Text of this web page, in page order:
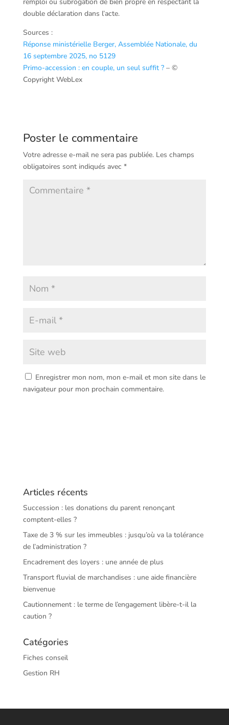
double déclaration dans l’acte.
Sources :
Réponse ministérielle Berger, Assemblée Nationale, du
16 septembre 2025, no 5129
Primo-accession : en couple, un seul suffit ?– ©
Copyright WebLex
Poster le commentaire
Votre adresse e-mail ne sera pas publiée. Les champs
obligatoires sont indiqués avec *
Enregistrer mon nom, mon e-mail et mon site dans le
navigateur pour mon prochain commentaire.
Articles récents
Succession : les donations du parent renonçant
comptent-elles ?
Taxe de 3 % sur les immeubles : jusqu’où va la tolérance
de l’administration ?
Encadrement des loyers : une année de plus
Transport fluvial de marchandises : une aide financière
bienvenue
Cautionnement : le terme de l’engagement libère-t-il la
caution ?
Catégories
Fiches conseil
Gestion RH